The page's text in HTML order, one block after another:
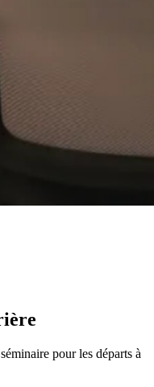
pour les départs à